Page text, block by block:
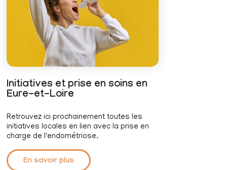
Initiatives et prise en soins en
Eure-et-Loire
Retrouvez ici prochainement toutes les
initiatives locales en lien avec la prise en
charge de l'endométriose.
En savoir plus